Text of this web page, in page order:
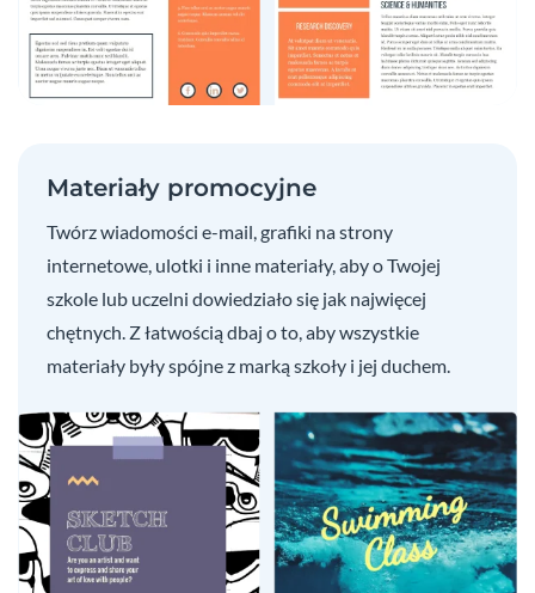
Materiały promocyjne
Twórz wiadomości e-mail, grafiki na strony
internetowe, ulotki i inne materiały, aby o Twojej
szkole lub uczelni dowiedziało się jak najwięcej
chętnych. Z łatwością dbaj o to, aby wszystkie
materiały były spójne z marką szkoły i jej duchem.